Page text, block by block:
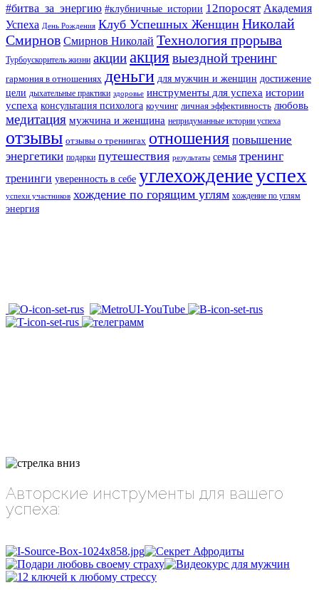
#битва_за_энергию #клубничные_истории 12поросят Академия
Успеха День Рождения Клуб Успешных Женщин Николай
Смирнов Смирнов Николай Технология прорыва
Турбоускоритель жизни акцииакция выездной тренинг
гармония в отношениях деньги для мужчин и женщин достижение
цели дыхательные практики здоровье инструменты для успеха истории
успеха консультация психолога коучинг личная эффективность любовь
медитация мужчина и женщина непридуманные истории успеха
отзывы отзывы о тренингах отношения повышение
энергетики подарки путешествия результаты семья тренинг
тренинги уверенность в себе углехождениеуспех
успехи участников хождение по горящим углям хождение по углям
энергия
Авторские инструменты для вашего
успеха: